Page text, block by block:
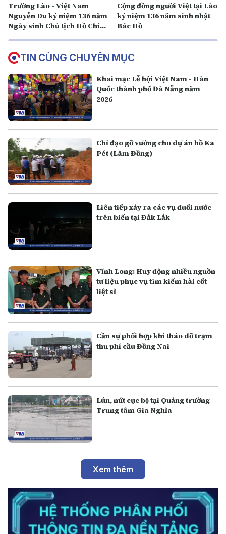
Trường Lào - Việt Nam
Nguyễn Du kỷ niệm 136 năm
Ngày sinh Chủ tịch Hồ Chí
Cộng đồng người Việt tại Lào
kỷ niệm 136 năm sinh nhật
Bác Hồ
TIN CÙNG CHUYÊN MỤC
Khai mạc Lễ hội Việt Nam - Hàn
Quốc thành phố Đà Nẵng năm
2026
Chỉ đạo gỡ vướng cho dự án hồ Ka
Pét (Lâm Đồng)
Liên tiếp xảy ra các vụ đuối nước
trên biển tại Đắk Lắk
Vĩnh Long: Huy động nhiều nguồn
tư liệu phục vụ tìm kiếm hài cốt
liệt sĩ
Cần sự phối hợp khi tháo dỡ trạm
thu phí cầu Đồng Nai
Lún, nứt cục bộ tại Quảng trường
Trung tâm Gia Nghĩa
Xem thêm